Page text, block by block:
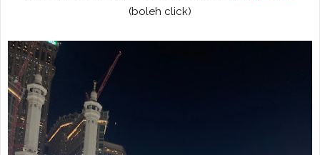
(boleh click)